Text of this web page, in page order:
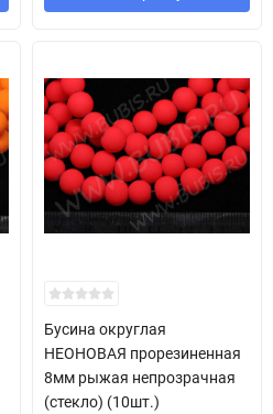
Бусина округлая
НЕОНОВАЯ прорезиненная
8мм рыжая непрозрачная
(стекло) (10шт.)